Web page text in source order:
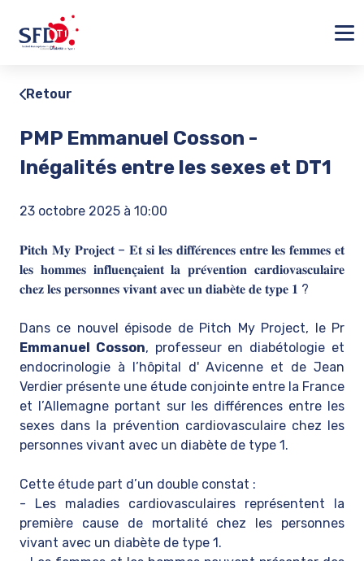
Retour
PMP Emmanuel Cosson -
Inégalités entre les sexes et DT1
23 octobre 2025 à 10:00
𝐏𝐢𝐭𝐜𝐡 𝐌𝐲 𝐏𝐫𝐨𝐣𝐞𝐜𝐭 – 𝐄𝐭 𝐬𝐢 𝐥𝐞𝐬 𝐝𝐢𝐟𝐟𝐞́𝐫𝐞𝐧𝐜𝐞𝐬 𝐞𝐧𝐭𝐫𝐞 𝐥𝐞𝐬 𝐟𝐞𝐦𝐦𝐞𝐬 𝐞𝐭
𝐥𝐞𝐬 𝐡𝐨𝐦𝐦𝐞𝐬 𝐢𝐧𝐟𝐥𝐮𝐞𝐧𝐜̧𝐚𝐢𝐞𝐧𝐭 𝐥𝐚 𝐩𝐫𝐞́𝐯𝐞𝐧𝐭𝐢𝐨𝐧 𝐜𝐚𝐫𝐝𝐢𝐨𝐯𝐚𝐬𝐜𝐮𝐥𝐚𝐢𝐫𝐞
𝐜𝐡𝐞𝐳 𝐥𝐞𝐬 𝐩𝐞𝐫𝐬𝐨𝐧𝐧𝐞𝐬 𝐯𝐢𝐯𝐚𝐧𝐭 𝐚𝐯𝐞𝐜 𝐮𝐧 𝐝𝐢𝐚𝐛𝐞̀𝐭𝐞 𝐝𝐞 𝐭𝐲𝐩𝐞 𝟏 ?
Dans ce nouvel épisode de Pitch My Project, le Pr
Emmanuel Cosson, professeur en diabétologie et
endocrinologie à l’hôpital d' Avicenne et de Jean
Verdier présente une étude conjointe entre la France
et l’Allemagne portant sur les différences entre les
sexes dans la prévention cardiovasculaire chez les
personnes vivant avec un diabète de type 1.
Cette étude part d’un double constat :
- Les maladies cardiovasculaires représentent la
première cause de mortalité chez les personnes
vivant avec un diabète de type 1.